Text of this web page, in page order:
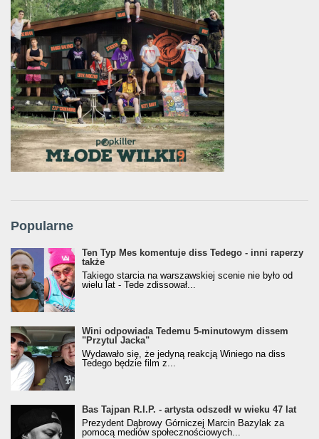
Popularne
Ten Typ Mes komentuje diss Tedego - inni raperzy
także
Takiego starcia na warszawskiej scenie nie było od
wielu lat - Tede zdissował...
Wini odpowiada Tedemu 5-minutowym dissem
"Przytul Jacka"
Wydawało się, że jedyną reakcją Winiego na diss
Tedego będzie film z...
Bas Tajpan R.I.P. - artysta odszedł w wieku 47 lat
Prezydent Dąbrowy Górniczej Marcin Bazylak za
pomocą mediów społecznościowych...